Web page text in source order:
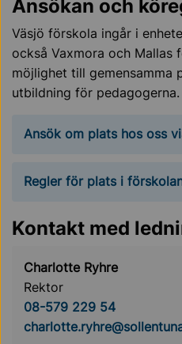
Ansökan och
Väsjö förskola ingår i
också Vaxmora och Mallas
möjlighet till gemensamma
utbildning för pedagogerna.
Ansök om plats hos oss
Regler för plats i
Kontakt med
Charlotte Ryhre
Rektor
08-579 229 54